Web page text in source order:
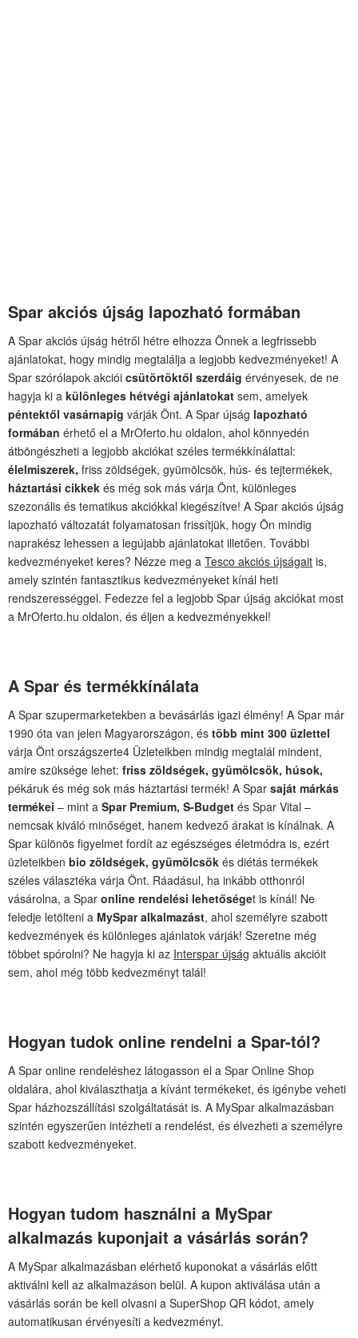
Spar akciós újság lapozható formában
A Spar akciós újság hétről hétre elhozza Önnek a legfrissebb
ajánlatokat, hogy mindig megtalálja a legjobb kedvezményeket! A
Spar szórólapok akciói csütörtöktől szerdáig érvényesek, de ne
hagyja ki a különleges hétvégi ajánlatokat sem, amelyek
péntektől vasárnapig várják Önt. A Spar újság lapozható
formában érhető el a MrOferto.hu oldalon, ahol könnyedén
átböngészheti a legjobb akciókat széles termékkínálattal:
élelmiszerek, friss zöldségek, gyümölcsök, hús- és tejtermékek,
háztartási cikkek és még sok más várja Önt, különleges
szezonális és tematikus akciókkal kiegészítve! A Spar akciós újság
lapozható változatát folyamatosan frissítjük, hogy Ön mindig
naprakész lehessen a legújabb ajánlatokat illetően. További
kedvezményeket keres? Nézze meg a Tesco akciós újságait is,
amely szintén fantasztikus kedvezményeket kínál heti
rendszerességgel. Fedezze fel a legjobb Spar újság akciókat most
a MrOferto.hu oldalon, és éljen a kedvezményekkel!
A Spar és termékkínálata
A Spar szupermarketekben a bevásárlás igazi élmény! A Spar már
1990 óta van jelen Magyarországon, és több mint 300 üzlettel
várja Önt országszerte4 Üzleteikben mindig megtalál mindent,
amire szüksége lehet: friss zöldségek, gyümölcsök, húsok,
pékáruk és még sok más háztartási termék! A Spar saját márkás
termékei – mint a Spar Premium, S-Budget és Spar Vital –
nemcsak kiváló minőséget, hanem kedvező árakat is kínálnak. A
Spar különös figyelmet fordít az egészséges életmódra is, ezért
üzleteikben bio zöldségek, gyümölcsök és diétás termékek
széles választéka várja Önt. Ráadásul, ha inkább otthonról
vásárolna, a Spar online rendelési lehetőséget is kínál! Ne
feledje letölteni a MySpar alkalmazást, ahol személyre szabott
kedvezmények és különleges ajánlatok várják! Szeretne még
többet spórolni? Ne hagyja ki az Interspar újság aktuális akcióit
sem, ahol még több kedvezményt talál!
Hogyan tudok online rendelni a Spar-tól?
A Spar online rendeléshez látogasson el a Spar Online Shop
oldalára, ahol kiválaszthatja a kívánt termékeket, és igénybe veheti
Spar házhozszállítási szolgáltatását is. A MySpar alkalmazásban
szintén egyszerűen intézheti a rendelést, és élvezheti a személyre
szabott kedvezményeket.
Hogyan tudom használni a MySpar
alkalmazás kuponjait a vásárlás során?
A MySpar alkalmazásban elérhető kuponokat a vásárlás előtt
aktiválni kell az alkalmazáson belül. A kupon aktiválása után a
vásárlás során be kell olvasni a SuperShop QR kódot, amely
automatikusan érvényesíti a kedvezményt.